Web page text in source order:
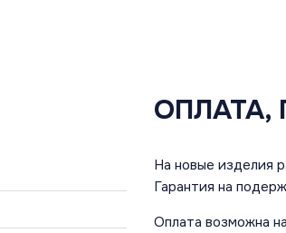
ОПЛАТА,
На новые изделия
Гарантия на
Оплата возможна